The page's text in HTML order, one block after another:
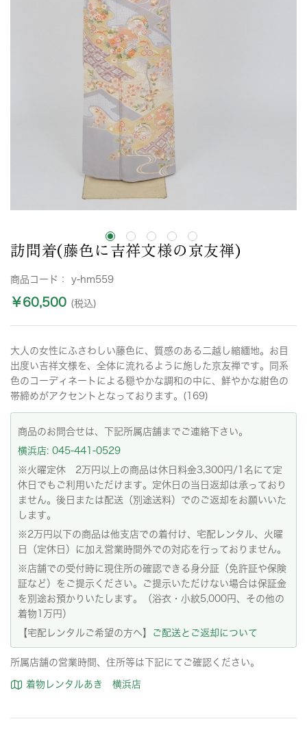
訪問着(藤色に吉祥文様の京友禅)
商品コード： y-hm559
￥60,500 (税込)
大人の女性にふさわしい藤色に、質感のある二越し縮緬地。お目
出度い吉祥文様を、全体に流れるように施した京友禅です。同系
色のコーディネートによる穏やかな調和の中に、鮮やかな紺色の
帯締めがアクセントとなっております。(169)
商品のお問合せは、下記所属店舗までご連絡下さい。
横浜店: 045-441-0529
※火曜定休 2万円以上の商品は休日料金3,300円/1名にて定
休日でもご利用いただけます。定休日の当日返却は承っており
ません。後日または配送（別途送料）でのご返却をお願いいた
します。
※2万円以下の商品は他支店での着付け、宅配レンタル、火曜
日（定休日）に加え営業時間外での対応を行っておりません。
※店舗での受付時に現住所の確認できる身分証（免許証や保険
証など）をご提示ください。ご提示いただけない場合は保証金
を別途お預かりいたします。（浴衣・小紋5,000円、その他の
着物1万円）
【宅配レンタルご希望の方へ】
ご配送とご返却について
所属店舗の営業時間、住所等は下記にてご確認ください。
着物レンタルあき 横浜店